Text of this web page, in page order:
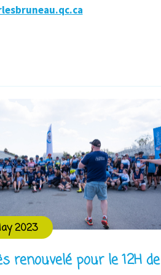
2023
renouvelé pour le 12H de